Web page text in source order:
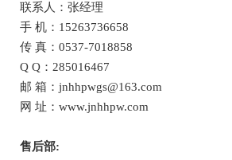
联系人：张经理
手 机：15263736658
传 真：0537-7018858
Q Q：285016467
邮 箱：jnhhpwgs@163.com
网 址：www.jnhhpw.com
售后部: